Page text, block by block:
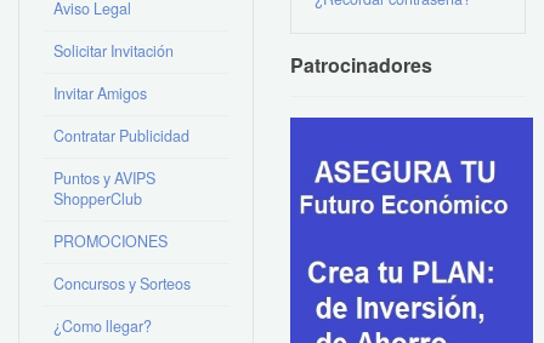
Aviso Legal
Solicitar Invitación
Invitar Amigos
Contratar Publicidad
Puntos y AVIPS
ShopperClub
PROMOCIONES
Concursos y Sorteos
¿Como llegar?
Patrocinadores